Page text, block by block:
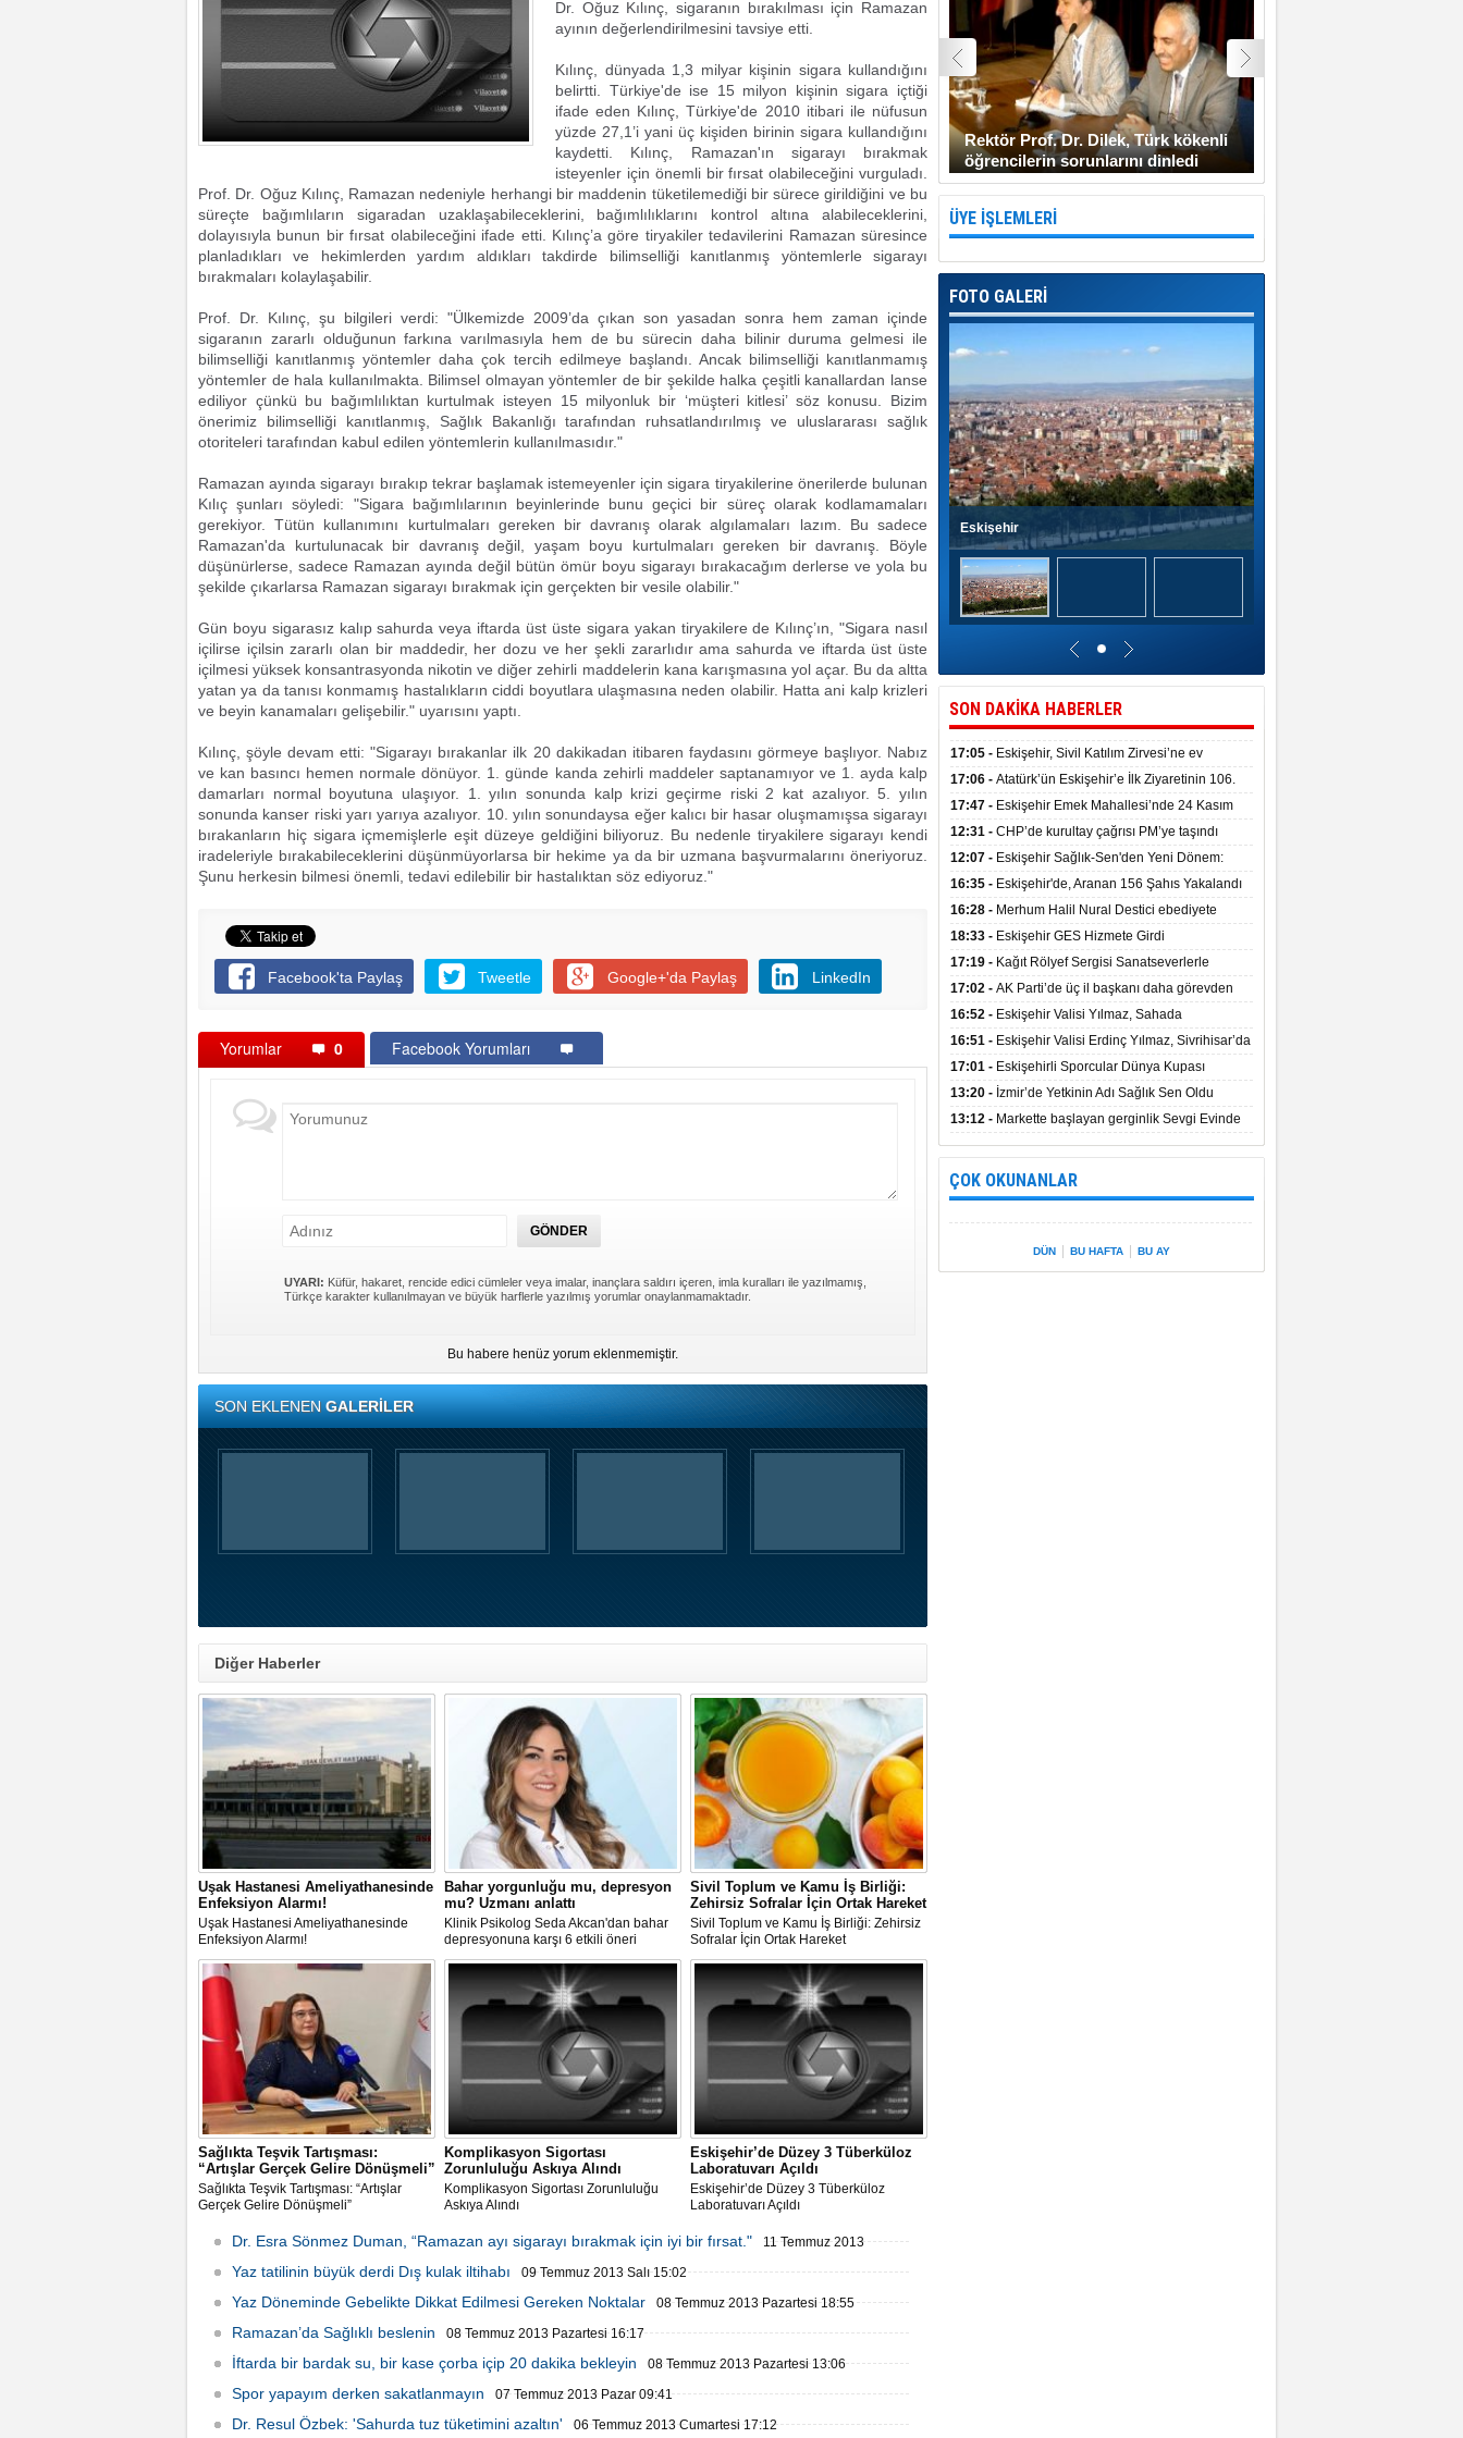
Dr. Oğuz Kılınç, sigaranın bırakılması için Ramazan
ayının değerlendirilmesini tavsiye etti.
Kılınç, dünyada 1,3 milyar kişinin sigara kullandığını
belirtti. Türkiye'de ise 15 milyon kişinin sigara içtiği
ifade eden Kılınç, Türkiye'de 2010 itibari ile nüfusun
yüzde 27,1’i yani üç kişiden birinin sigara kullandığını
kaydetti. Kılınç, Ramazan'ın sigarayı bırakmak
isteyenler için önemli bir fırsat olabileceğini vurguladı.
Prof. Dr. Oğuz Kılınç, Ramazan nedeniyle herhangi bir maddenin tüketilemediği bir sürece girildiğini ve bu
süreçte bağımlıların sigaradan uzaklaşabileceklerini, bağımlılıklarını kontrol altına alabileceklerini,
dolayısıyla bunun bir fırsat olabileceğini ifade etti. Kılınç’a göre tiryakiler tedavilerini Ramazan süresince
planladıkları ve hekimlerden yardım aldıkları takdirde bilimselliği kanıtlanmış yöntemlerle sigarayı
bırakmaları kolaylaşabilir.
Prof. Dr. Kılınç, şu bilgileri verdi: "Ülkemizde 2009’da çıkan son yasadan sonra hem zaman içinde
sigaranın zararlı olduğunun farkına varılmasıyla hem de bu sürecin daha bilinir duruma gelmesi ile
bilimselliği kanıtlanmış yöntemler daha çok tercih edilmeye başlandı. Ancak bilimselliği kanıtlanmamış
yöntemler de hala kullanılmakta. Bilimsel olmayan yöntemler de bir şekilde halka çeşitli kanallardan lanse
ediliyor çünkü bu bağımlılıktan kurtulmak isteyen 15 milyonluk bir ‘müşteri kitlesi’ söz konusu. Bizim
önerimiz bilimselliği kanıtlanmış, Sağlık Bakanlığı tarafından ruhsatlandırılmış ve uluslararası sağlık
otoriteleri tarafından kabul edilen yöntemlerin kullanılmasıdır."
Ramazan ayında sigarayı bırakıp tekrar başlamak istemeyenler için sigara tiryakilerine önerilerde bulunan
Kılıç şunları söyledi: "Sigara bağımlılarının beyinlerinde bunu geçici bir süreç olarak kodlamamaları
gerekiyor. Tütün kullanımını kurtulmaları gereken bir davranış olarak algılamaları lazım. Bu sadece
Ramazan'da kurtulunacak bir davranış değil, yaşam boyu kurtulmaları gereken bir davranış. Böyle
düşünürlerse, sadece Ramazan ayında değil bütün ömür boyu sigarayı bırakacağım derlerse ve yola bu
şekilde çıkarlarsa Ramazan sigarayı bırakmak için gerçekten bir vesile olabilir."
Gün boyu sigarasız kalıp sahurda veya iftarda üst üste sigara yakan tiryakilere de Kılınç’ın, "Sigara nasıl
içilirse içilsin zararlı olan bir maddedir, her dozu ve her şekli zararlıdır ama sahurda ve iftarda üst üste
içilmesi yüksek konsantrasyonda nikotin ve diğer zehirli maddelerin kana karışmasına yol açar. Bu da altta
yatan ya da tanısı konmamış hastalıkların ciddi boyutlara ulaşmasına neden olabilir. Hatta ani kalp krizleri
ve beyin kanamaları gelişebilir." uyarısını yaptı.
Kılınç, şöyle devam etti: "Sigarayı bırakanlar ilk 20 dakikadan itibaren faydasını görmeye başlıyor. Nabız
ve kan basıncı hemen normale dönüyor. 1. günde kanda zehirli maddeler saptanamıyor ve 1. ayda kalp
damarları normal boyutuna ulaşıyor. 1. yılın sonunda kalp krizi geçirme riski 2 kat azalıyor. 5. yılın
sonunda kanser riski yarı yarıya azalıyor. 10. yılın sonundaysa eğer kalıcı bir hasar oluşmamışsa sigarayı
bırakanların hiç sigara içmemişlerle eşit düzeye geldiğini biliyoruz. Bu nedenle tiryakilere sigarayı kendi
iradeleriyle bırakabileceklerini düşünmüyorlarsa bir hekime ya da bir uzmana başvurmalarını öneriyoruz.
Şunu herkesin bilmesi önemli, tedavi edilebilir bir hastalıktan söz ediyoruz."
Facebook'ta Paylaş Tweetle Google+'da Paylaş LinkedIn
Yorumlar 0 Facebook Yorumları
UYARI: Küfür, hakaret, rencide edici cümleler veya imalar, inançlara saldırı içeren, imla kuralları ile yazılmamış,
Türkçe karakter kullanılmayan ve büyük harflerle yazılmış yorumlar onaylanmamaktadır.
Bu habere henüz yorum eklenmemiştir.
SON EKLENENGALERİLER
Diğer Haberler
Uşak Hastanesi Ameliyathanesinde
Enfeksiyon Alarmı!
Uşak Hastanesi Ameliyathanesinde
Enfeksiyon Alarmı!
Bahar yorgunluğu mu, depresyon
mu? Uzmanı anlattı
Klinik Psikolog Seda Akcan'dan bahar
depresyonuna karşı 6 etkili öneri
Sivil Toplum ve Kamu İş Birliği:
Zehirsiz Sofralar İçin Ortak Hareket
Sivil Toplum ve Kamu İş Birliği: Zehirsiz
Sofralar İçin Ortak Hareket
Sağlıkta Teşvik Tartışması:
“Artışlar Gerçek Gelire Dönüşmeli”
Sağlıkta Teşvik Tartışması: “Artışlar
Gerçek Gelire Dönüşmeli”
Komplikasyon Sigortası
Zorunluluğu Askıya Alındı
Komplikasyon Sigortası Zorunluluğu
Askıya Alındı
Eskişehir’de Düzey 3 Tüberküloz
Laboratuvarı Açıldı
Eskişehir’de Düzey 3 Tüberküloz
Laboratuvarı Açıldı
Dr. Esra Sönmez Duman, “Ramazan ayı sigarayı bırakmak için iyi bir fırsat."
11 Temmuz 2013
Yaz tatilinin büyük derdi Dış kulak iltihabı 09 Temmuz 2013 Salı 15:02
Yaz Döneminde Gebelikte Dikkat Edilmesi Gereken Noktalar 08 Temmuz 2013 Pazartesi 18:55
Ramazan’da Sağlıklı beslenin 08 Temmuz 2013 Pazartesi 16:17
İftarda bir bardak su, bir kase çorba içip 20 dakika bekleyin 08 Temmuz 2013 Pazartesi 13:06
Spor yapayım derken sakatlanmayın 07 Temmuz 2013 Pazar 09:41
Dr. Resul Özbek: 'Sahurda tuz tüketimini azaltın' 06 Temmuz 2013 Cumartesi 17:12
Rektör Prof. Dr. Dilek, Türk kökenli
öğrencilerin sorunlarını dinledi
ÜYE İŞLEMLERİ
FOTO GALERİ
Eskişehir
SON DAKİKA HABERLER
17:05 - Eskişehir, Sivil Katılım Zirvesi’ne ev
sahipliği yaptı.
17:06 - Atatürk’ün Eskişehir’e İlk Ziyaretinin 106.
Yılı Törenle Kutlandı
17:47 - Eskişehir Emek Mahallesi’nde 24 Kasım
İlkokulu törenle hizmete girdi
12:31 - CHP’de kurultay çağrısı PM’ye taşındı
12:07 - Eskişehir Sağlık-Sen'den Yeni Dönem:
Mazbata Teslim Alındı
16:35 - Eskişehir'de, Aranan 156 Şahıs Yakalandı
16:28 - Merhum Halil Nural Destici ebediyete
uğurlandı
18:33 - Eskişehir GES Hizmete Girdi
17:19 - Kağıt Rölyef Sergisi Sanatseverlerle
Buluştu
17:02 - AK Parti’de üç il başkanı daha görevden
alındı
16:52 - Eskişehir Valisi Yılmaz, Sahada
İncelemelerde Bulundu
16:51 - Eskişehir Valisi Erdinç Yılmaz, Sivrihisar’da
17:01 - Eskişehirli Sporcular Dünya Kupası
Başarılarını Vali Yılmaz’la Paylaştı
13:20 - İzmir’de Yetkinin Adı Sağlık Sen Oldu
13:12 - Markette başlayan gerginlik Sevgi Evinde
yara sardı.
ÇOK OKUNANLAR
DÜN BU HAFTA BU AY